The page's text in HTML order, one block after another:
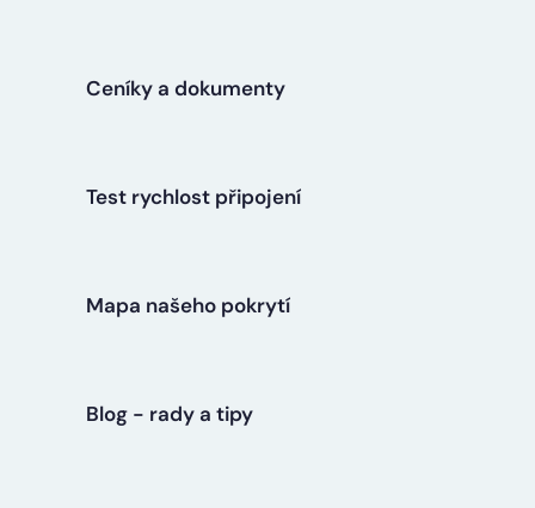
Ceníky a dokumenty
Test rychlost připojení
Mapa našeho pokrytí
Blog - rady a tipy